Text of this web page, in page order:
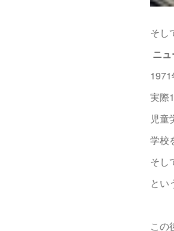
そし
ニ
1971
実際
児童
学校
そし
とい
この